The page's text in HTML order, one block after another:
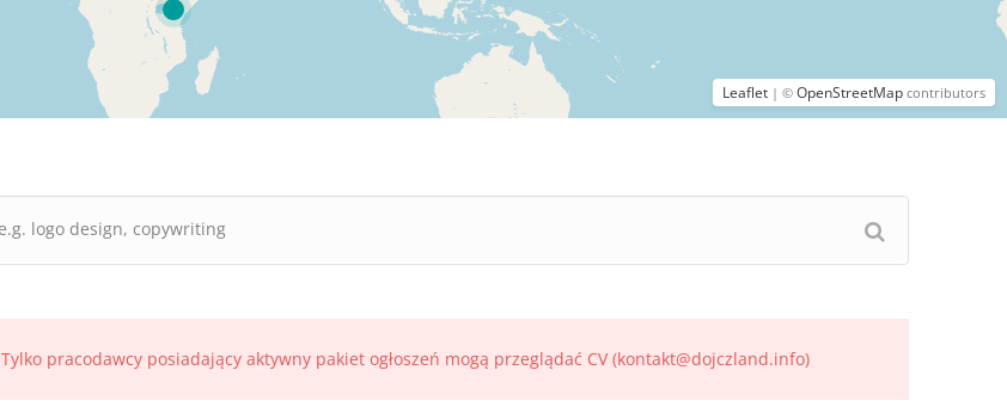
Leaflet | © OpenStreetMap contributors
Tylko pracodawcy posiadający aktywny pakiet ogłoszeń mogą przeglądać CV (kontakt@dojczland.info)